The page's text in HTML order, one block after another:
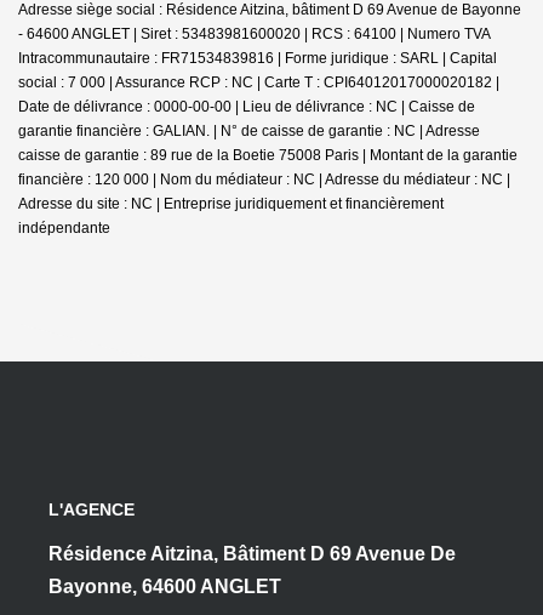
Adresse siège social : Résidence Aitzina, bâtiment D 69 Avenue de Bayonne
- 64600 ANGLET | Siret : 53483981600020 | RCS : 64100 | Numero TVA
Intracommunautaire : FR71534839816 | Forme juridique : SARL | Capital
social : 7 000 | Assurance RCP : NC | Carte T : CPI64012017000020182 |
Date de délivrance : 0000-00-00 | Lieu de délivrance : NC | Caisse de
garantie financière : GALIAN. | N° de caisse de garantie : NC | Adresse
caisse de garantie : 89 rue de la Boetie 75008 Paris | Montant de la garantie
financière : 120 000 | Nom du médiateur : NC | Adresse du médiateur : NC |
Adresse du site : NC |
Entreprise juridiquement et financièrement
indépendante
L'AGENCE
Résidence Aitzina, Bâtiment D 69 Avenue De
Bayonne, 64600 ANGLET